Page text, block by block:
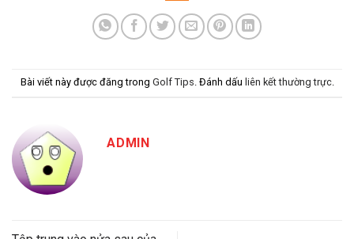
Bài viết này được đăng trong Golf Tips. Đánh dấu liên kết thường trực.
ADMIN